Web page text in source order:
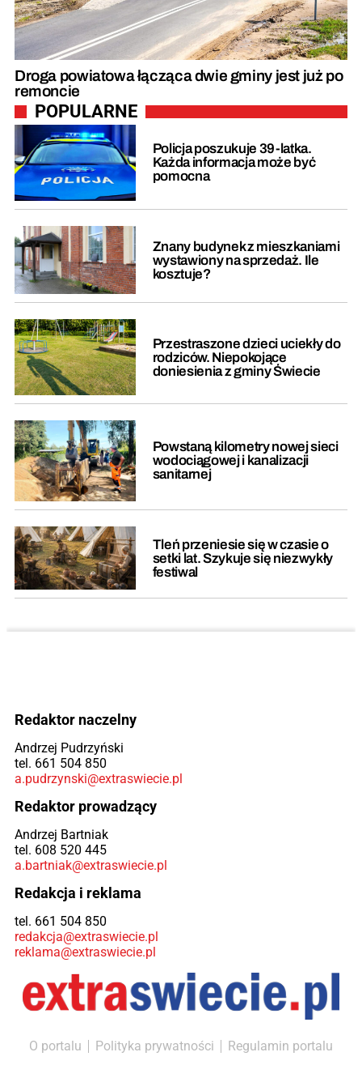
Droga powiatowa łącząca dwie gminy jest już po
remoncie
POPULARNE
Policja poszukuje 39-latka.
Każda informacja może być
pomocna
Znany budynek z mieszkaniami
wystawiony na sprzedaż. Ile
kosztuje?
Przestraszone dzieci uciekły do
rodziców. Niepokojące
doniesienia z gminy Świecie
Powstaną kilometry nowej sieci
wodociągowej i kanalizacji
sanitarnej
Tleń przeniesie się w czasie o
setki lat. Szykuje się niezwykły
festiwal
Redaktor naczelny
Andrzej Pudrzyński
tel. 661 504 850
a.pudrzynski@extraswiecie.pl
Redaktor prowadzący
Andrzej Bartniak
tel. 608 520 445
a.bartniak@extraswiecie.pl
Redakcja i reklama
tel. 661 504 850
redakcja@extraswiecie.pl
reklama@extraswiecie.pl
O portalu Polityka prywatności
Regulamin portalu